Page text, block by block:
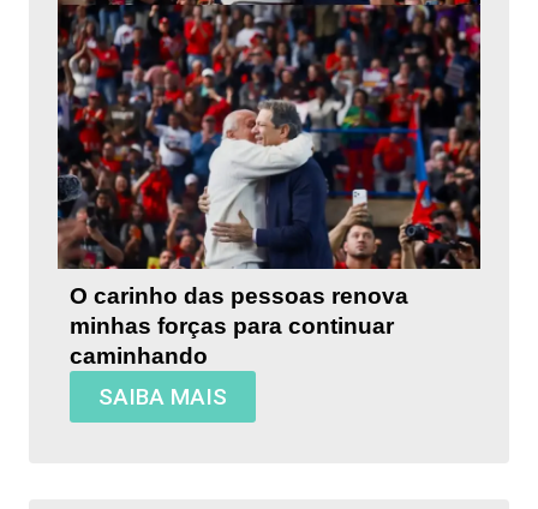
O carinho das pessoas renova
minhas forças para continuar
caminhando
SAIBA MAIS